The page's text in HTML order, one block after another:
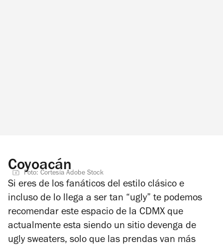
Coyoacán
Foto: Cortesía Adobe Stock
Si eres de los fanáticos del estilo clásico e
incluso de lo llega a ser tan “ugly” te podemos
recomendar este espacio de la CDMX que
actualmente esta siendo un sitio devenga de
ugly sweaters, solo que las prendas van más